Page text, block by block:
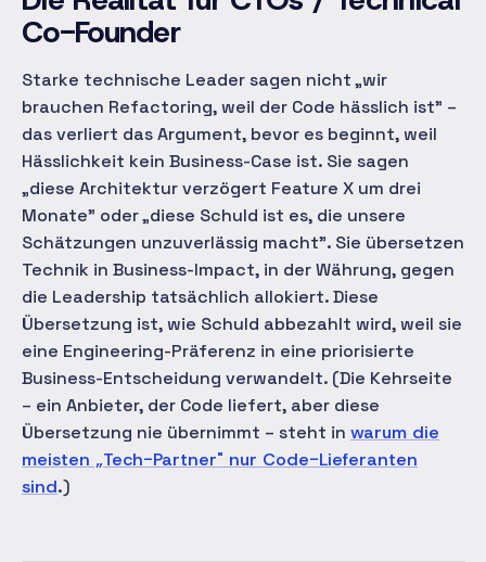
Co-Founder
Starke technische Leader sagen nicht „wir
brauchen Refactoring, weil der Code hässlich ist" –
das verliert das Argument, bevor es beginnt, weil
Hässlichkeit kein Business-Case ist. Sie sagen
„diese Architektur verzögert Feature X um drei
Monate" oder „diese Schuld ist es, die unsere
Schätzungen unzuverlässig macht". Sie übersetzen
Technik in Business-Impact, in der Währung, gegen
die Leadership tatsächlich allokiert. Diese
Übersetzung ist, wie Schuld abbezahlt wird, weil sie
eine Engineering-Präferenz in eine priorisierte
Business-Entscheidung verwandelt. (Die Kehrseite
– ein Anbieter, der Code liefert, aber diese
Übersetzung nie übernimmt – steht in warum die
meisten „Tech-Partner" nur Code-Lieferanten
sind.)